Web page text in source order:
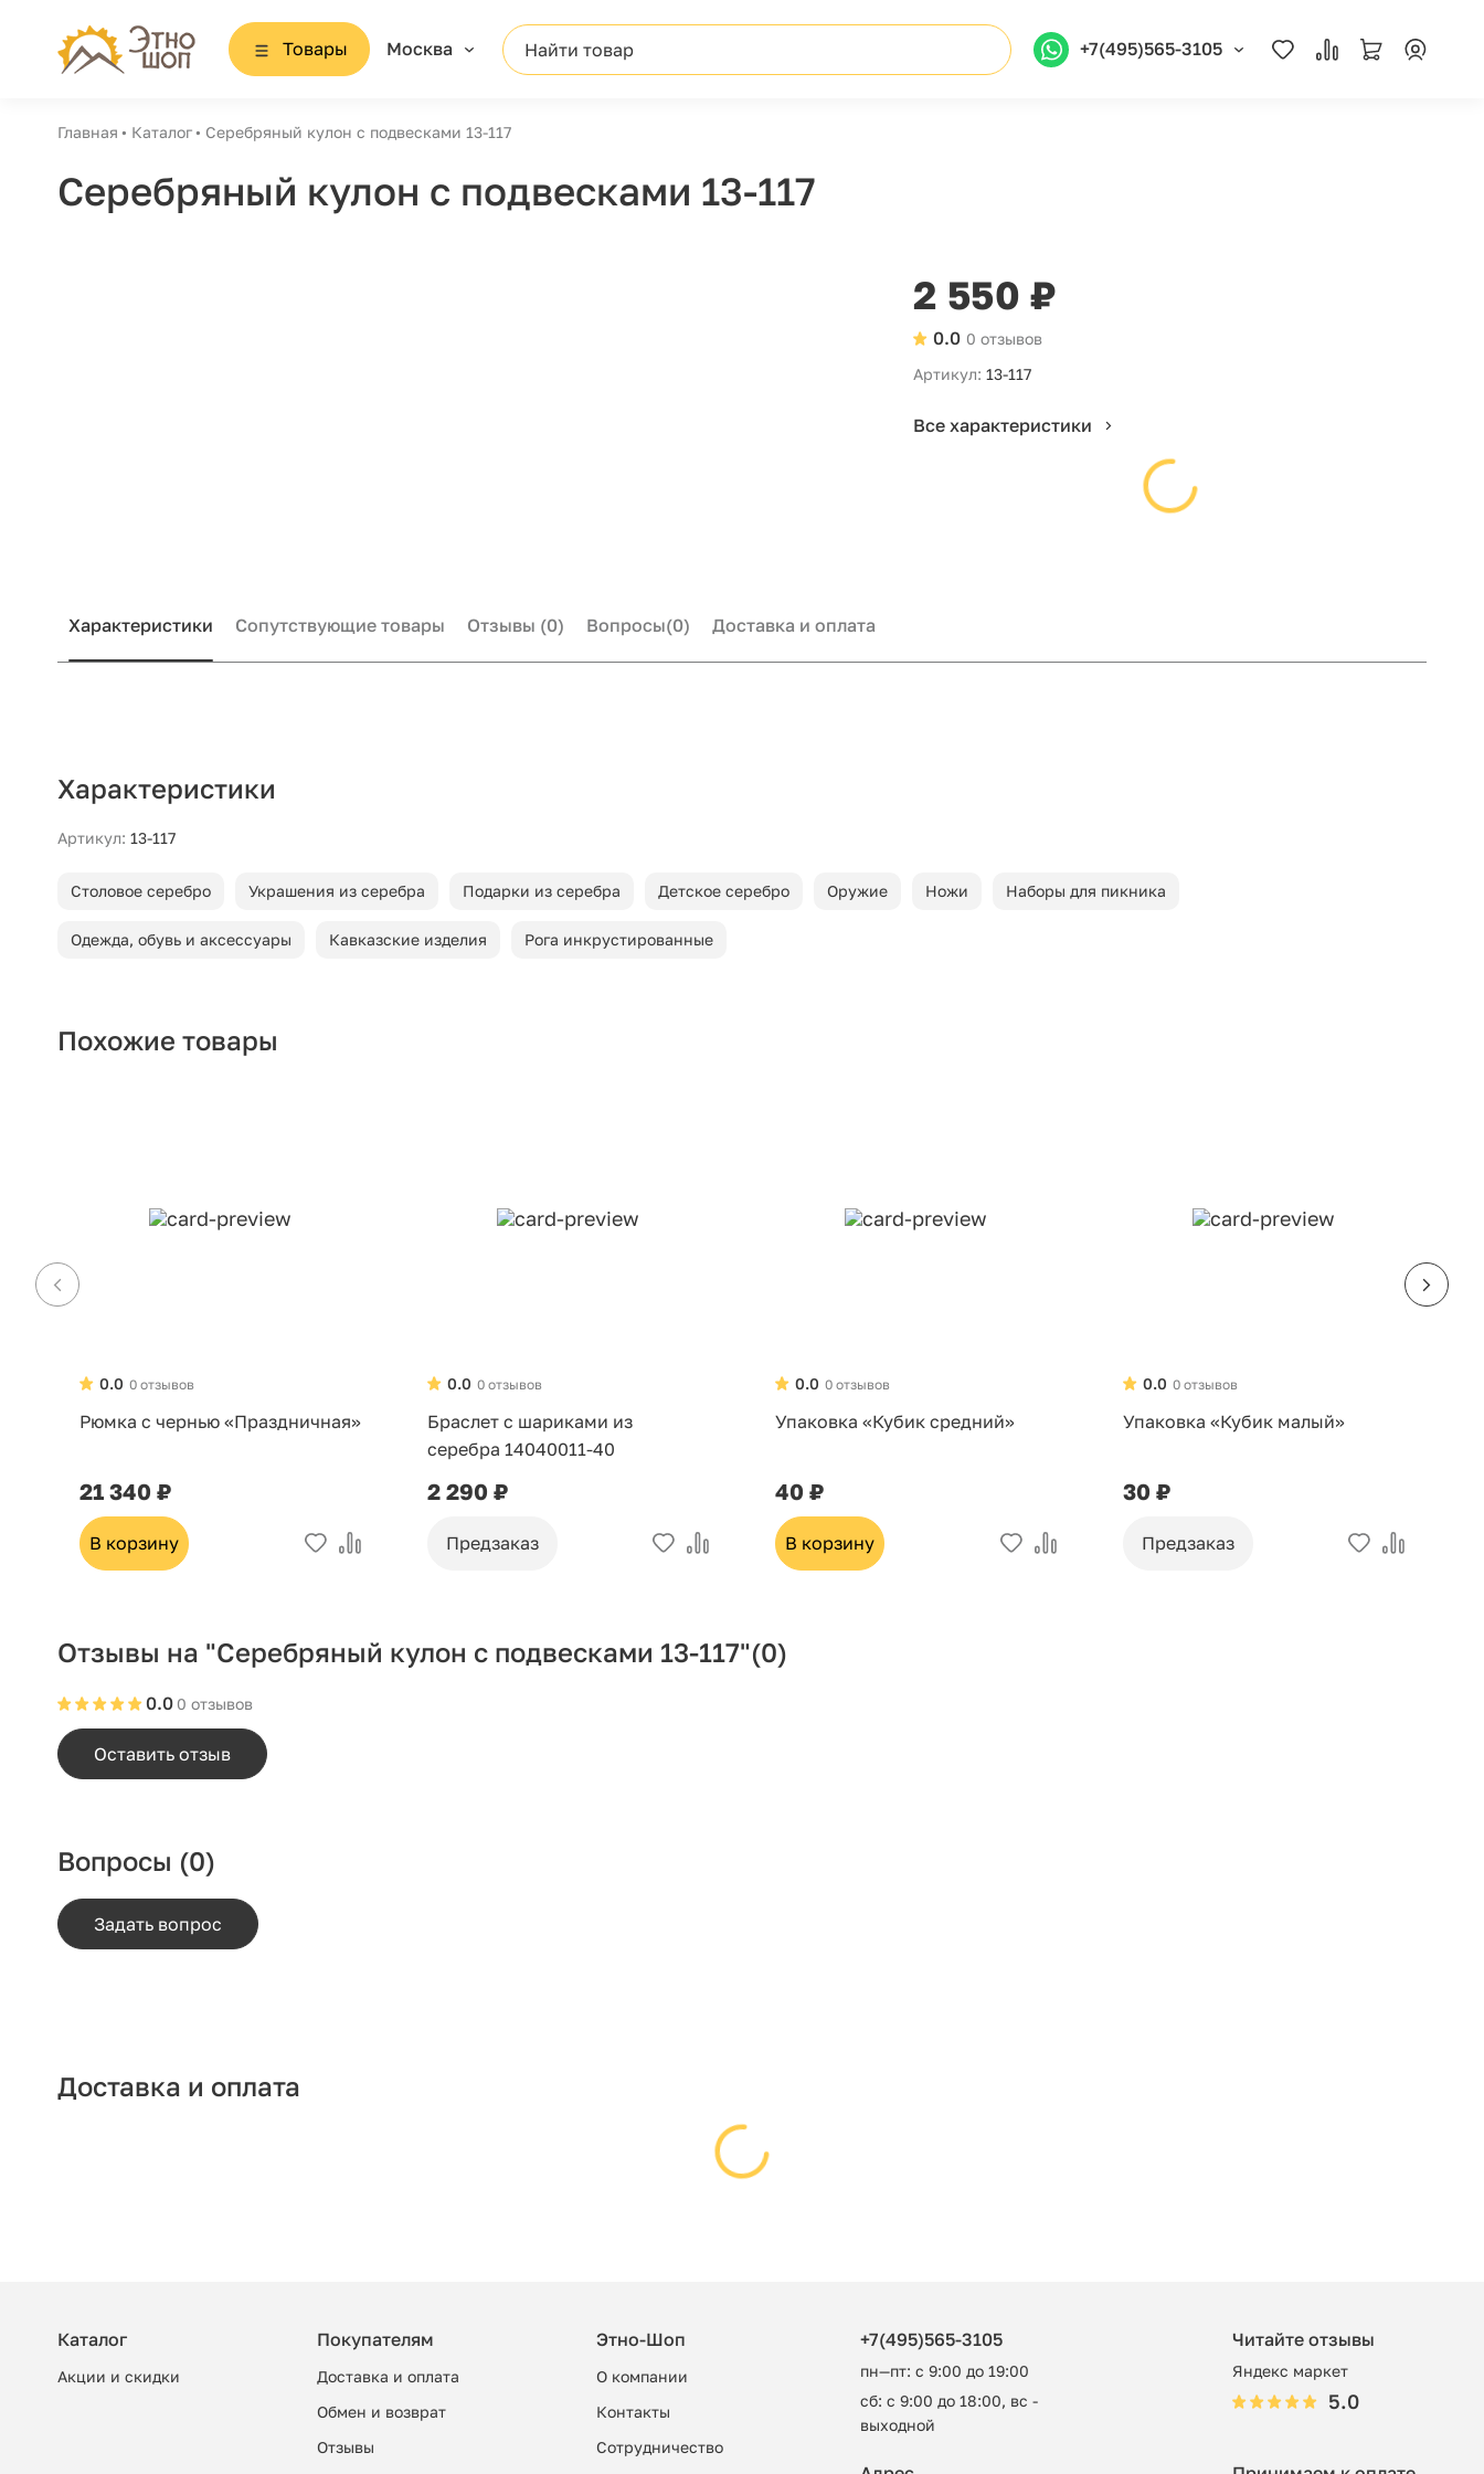
Товары Москва Найти товар +7(495)565-3105
Главная Каталог Серебряный кулон с подвесками 13-117
Серебряный кулон с подвесками 13-117
2 550 ₽
0 отзывов
0.0
Артикул: 13-117
Все характеристики
Характеристики Сопутствующие товары Отзывы (0) Вопросы(0) Доставка и оплата
Характеристики
Артикул: 13-117
Столовое серебро Украшения из серебра Подарки из серебра Детское серебро Оружие Ножи Наборы для пикника
Одежда, обувь и аксессуары Кавказские изделия Рога инкрустированные
Похожие товары
0 отзывов
0.0
Рюмка с чернью «Праздничная»
21 340 ₽
В корзину
0 отзывов
0.0
Браслет с шариками из
серебра 14040011-40
2 290 ₽
Предзаказ
0 отзывов
0.0
Упаковка «Кубик средний»
40 ₽
В корзину
0 отзывов
0.0
Упаковка «Кубик малый»
30 ₽
Предзаказ
Отзывы на "Серебряный кулон с подвесками 13-117"(0)
0 отзывов
0.0
Оставить отзыв
Вопросы (0)
Задать вопрос
Доставка и оплата
Каталог
Акции и скидки
Покупателям
Доставка и оплата
Обмен и возврат
Отзывы
Этно-Шоп
О компании
Контакты
Сотрудничество
+7(495)565-3105
пн—пт: с 9:00 до 19:00
сб: с 9:00 до 18:00, вс -
выходной
Читайте отзывы
Яндекс маркет
5.0